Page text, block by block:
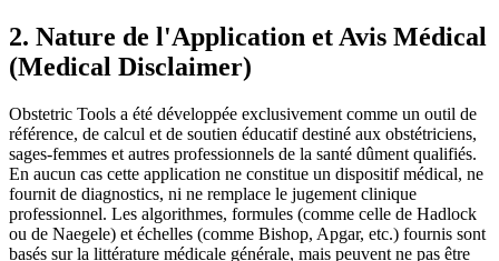
2. Nature de l'Application et Avis Médical
(Medical Disclaimer)
Obstetric Tools a été développée exclusivement comme un outil de
référence, de calcul et de soutien éducatif destiné aux obstétriciens,
sages-femmes et autres professionnels de la santé dûment qualifiés.
En aucun cas cette application ne constitue un dispositif médical, ne
fournit de diagnostics, ni ne remplace le jugement clinique
professionnel. Les algorithmes, formules (comme celle de Hadlock
ou de Naegele) et échelles (comme Bishop, Apgar, etc.) fournis sont
basés sur la littérature médicale générale, mais peuvent ne pas être